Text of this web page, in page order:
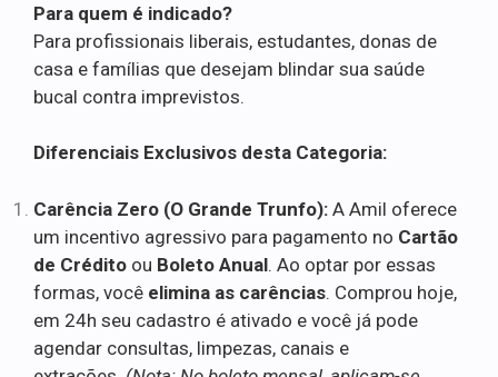
Para quem é indicado?
Para profissionais liberais, estudantes, donas de
casa e famílias que desejam blindar sua saúde
bucal contra imprevistos.
Diferenciais Exclusivos desta Categoria:
Carência Zero (O Grande Trunfo): A Amil oferece
um incentivo agressivo para pagamento no Cartão
de Crédito ou Boleto Anual. Ao optar por essas
formas, você elimina as carências. Comprou hoje,
em 24h seu cadastro é ativado e você já pode
agendar consultas, limpezas, canais e